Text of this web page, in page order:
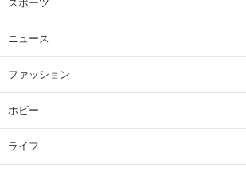
スポーツ
ニュース
ファッション
ホビー
ライフ